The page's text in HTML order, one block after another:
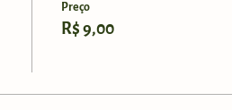
Preço
R$ 9,00